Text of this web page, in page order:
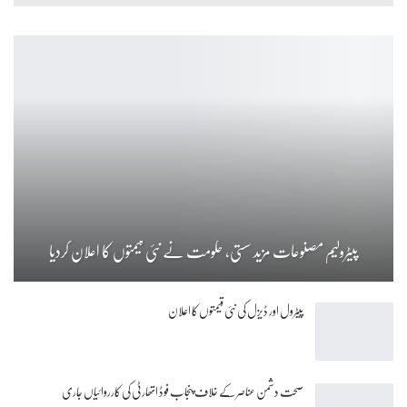
پیٹرولیم مصنوعات مزید سستی، حکومت نے نئی قیمتوں کا اعلان کردیا
پیٹرول اور ڈیزل کی نئی قیمتوں کا اعلان
صحت دشمن عناصر کے خلاف پنجاب فوڈ اتھارٹی کی کارروائیاں جاری